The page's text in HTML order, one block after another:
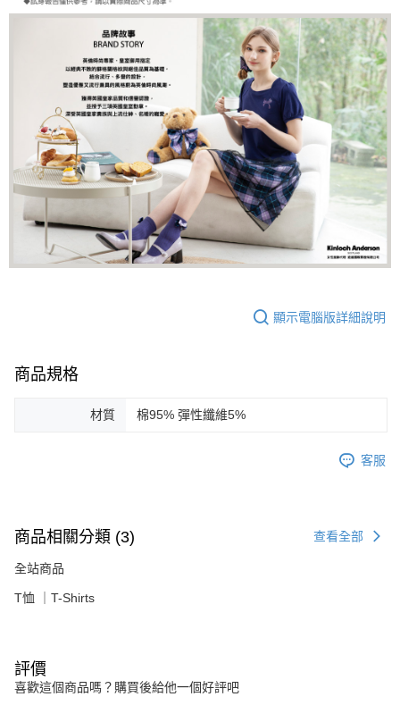
顯示電腦版詳細說明
商品規格
材質 棉95% 彈性纖維5%
客服
商品相關分類 (3) 查看全部
全站商品
T恤 ｜T-Shirts
評價
喜歡這個商品嗎？購買後給他一個好評吧